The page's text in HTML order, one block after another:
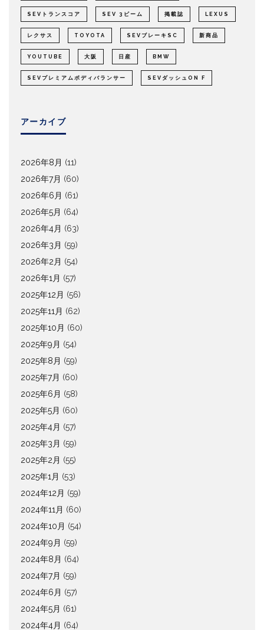
SEVトランスコア SEV 3ビーム 掲載誌 LEXUS
レクサス TOYOTA SEVブレーキSC 新商品
YOUTUBE 大阪 日産 BMW
SEVプレミアムボディバランサー SEVダッシュON F
アーカイブ
2026年8月 (11)
2026年7月 (60)
2026年6月 (61)
2026年5月 (64)
2026年4月 (63)
2026年3月 (59)
2026年2月 (54)
2026年1月 (57)
2025年12月 (56)
2025年11月 (62)
2025年10月 (60)
2025年9月 (54)
2025年8月 (59)
2025年7月 (60)
2025年6月 (58)
2025年5月 (60)
2025年4月 (57)
2025年3月 (59)
2025年2月 (55)
2025年1月 (53)
2024年12月 (59)
2024年11月 (60)
2024年10月 (54)
2024年9月 (59)
2024年8月 (64)
2024年7月 (59)
2024年6月 (57)
2024年5月 (61)
2024年4月 (64)